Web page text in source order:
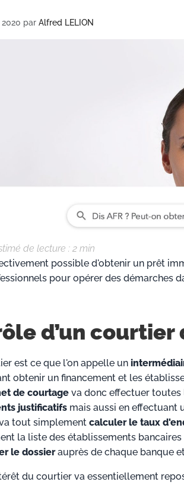
par Alfred LELION
de lecture : 2 min
possible d'obtenir un prêt
pour opérer des démarches
d’un
est ce que l'on appelle un
obtenir un financement et les
de courtage va donc effectuer toutes
justificatifs mais aussi en effectuant
tout simplement calculer le taux
la liste des établissements
le dossierauprès de chaque banque
du courtier va essentiellement